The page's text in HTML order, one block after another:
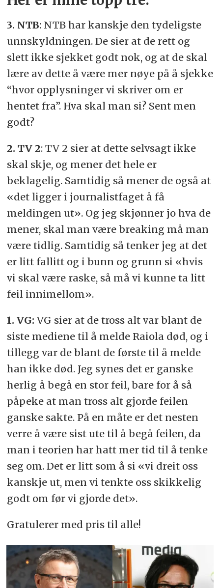
3. NTB: NTB har kanskje den tydeligste
unnskyldningen. De sier at de rett og
slett ikke sjekket godt nok, og at de skal
lære av dette å være mer nøye på å sjekke
“hvor opplysninger vi skriver om er
hentet fra”. Hva skal man si? Sent men
godt?
2. TV 2: TV 2 sier at dette selvsagt ikke
skal skje, og mener det hele er
beklagelig. Samtidig så mener de også at
«det ligger i journalistfaget å få
meldingen ut». Og jeg skjønner jo hva de
mener, skal man være breaking må man
være tidlig. Samtidig så tenker jeg at det
er litt fallitt og i bunn og grunn si «hvis
vi skal være raske, så må vi kunne ta litt
feil innimellom».
1. VG: VG sier at de tross alt var blant de
siste mediene til å melde Raiola død, og i
tillegg var de blant de første til å melde
han ikke død. Jeg synes det er ganske
herlig å begå en stor feil, bare for å så
påpeke at man tross alt gjorde feilen
ganske sakte. På en måte er det nesten
verre å være sist ute til å begå feilen, da
man i teorien har hatt mer tid til å tenke
seg om. Det er litt som å si «vi dreit oss
kanskje ut, men vi tenkte oss skikkelig
godt om før vi gjorde det».
Gratulerer med pris til alle!